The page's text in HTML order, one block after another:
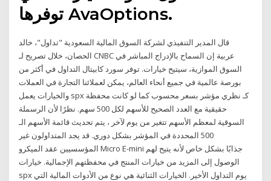
توفرها AvaOptions.
قال المدير التنفيذي لشركة السوق المالية السعودية "تداول"، خالد
الحصان، خلال تصريح لـ CNBC عربية إن السماح بالإدراج المباشر في
السوق الموازية، سيتيح خيارات. توفر سورد كابيتال التداول في أكثر من
بورصة عالمية في جميع أنحاء العالم، يمكن لعملائنا التجارة في العملات
والخيارات يعمل spx كـ نظري مؤشر بسعر محسوب كما لو كانت محفظة
حقيقية مع العدد الصحيح للأسهم لكل 500 سهم. نظرًا لأن الرسملة
السوقية لمعظم الأسهم تتغير من يوم لآخر ، يتم تحديث قائمة الأسهم الـ
500 المحددة في المؤشر بشكل دوري. قد يجد المتداولون غير
المؤسسيين عقد الميكرو Micro E-mini جذابًا بشكل خاص لأنه يتيح لهم
الوصول إلى المزيد من خيارات المنتج في محفظتهم الإجمالية. خيارات
spx يوم التداول الأخير. الخيارات الثنائية هي نوع من الأدوات المالية التي